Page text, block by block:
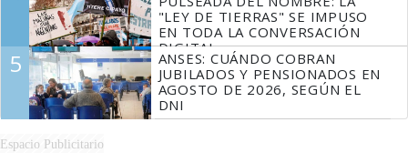
"LEY DE TIERRAS" SE IMPUSO
EN TODA LA CONVERSACIÓN
DIGITAL
5
ANSES: CUÁNDO COBRAN
JUBILADOS Y PENSIONADOS EN
AGOSTO DE 2026, SEGÚN EL
DNI
Espacio Publicitario